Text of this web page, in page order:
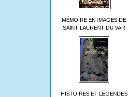
MÉMOIRE EN IMAGES DE
SAINT LAURENT DU VAR
HISTOIRES ET LÉGENDES